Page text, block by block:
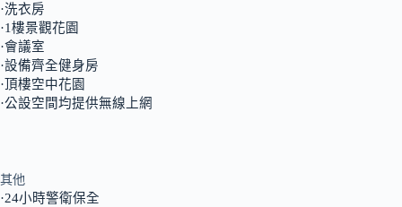
·洗衣房
·1樓景觀花園
·會議室
·設備齊全健身房
·頂樓空中花園
·公設空間均提供無線上網
其他
·24小時警衛保全